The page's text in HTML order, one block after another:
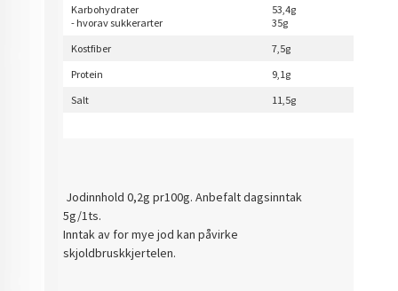
Karbohydrater
- hvorav sukkerarter
53,4g
35g
Kostfiber
7,5g
Protein
9,1g
Salt
11,5g
Jodinnhold 0,2g pr100g. Anbefalt dagsinntak
5g/1ts.
Inntak av for mye jod kan påvirke
skjoldbruskkjertelen.